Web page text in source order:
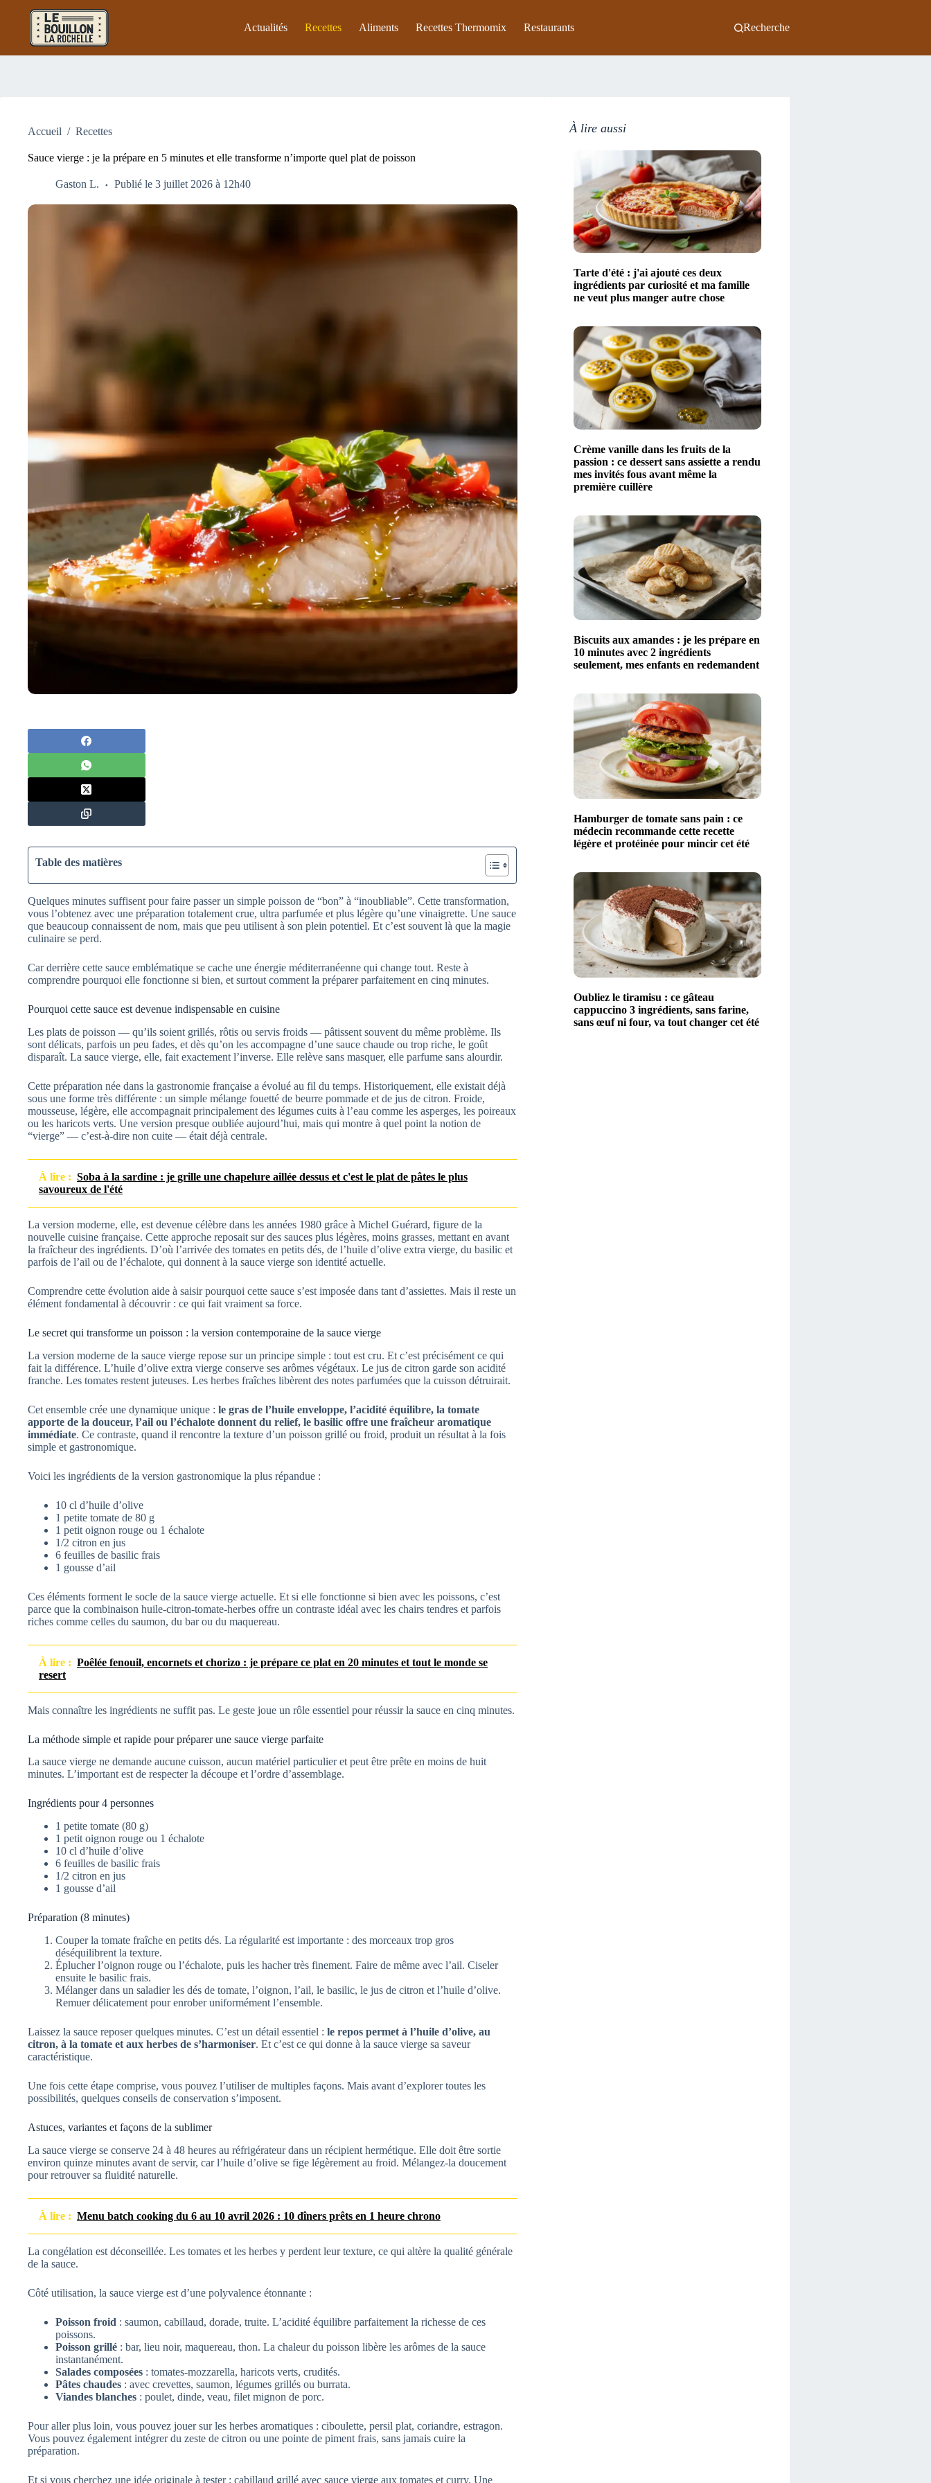
Actualités Recettes Aliments Recettes Thermomix Restaurants Recherche
Accueil / Recettes
Sauce vierge : je la prépare en 5 minutes et elle transforme n’importe quel plat de poisson
Gaston L. Publié le 3 juillet 2026 à 12h40
Table des matières
Quelques minutes suffisent pour faire passer un simple poisson de “bon” à “inoubliable”. Cette transformation,
vous l’obtenez avec une préparation totalement crue, ultra parfumée et plus légère qu’une vinaigrette. Une sauce
que beaucoup connaissent de nom, mais que peu utilisent à son plein potentiel. Et c’est souvent là que la magie
culinaire se perd.
Car derrière cette sauce emblématique se cache une énergie méditerranéenne qui change tout. Reste à
comprendre pourquoi elle fonctionne si bien, et surtout comment la préparer parfaitement en cinq minutes.
Pourquoi cette sauce est devenue indispensable en cuisine
Les plats de poisson — qu’ils soient grillés, rôtis ou servis froids — pâtissent souvent du même problème. Ils
sont délicats, parfois un peu fades, et dès qu’on les accompagne d’une sauce chaude ou trop riche, le goût
disparaît. La sauce vierge, elle, fait exactement l’inverse. Elle relève sans masquer, elle parfume sans alourdir.
Cette préparation née dans la gastronomie française a évolué au fil du temps. Historiquement, elle existait déjà
sous une forme très différente : un simple mélange fouetté de beurre pommade et de jus de citron. Froide,
mousseuse, légère, elle accompagnait principalement des légumes cuits à l’eau comme les asperges, les poireaux
ou les haricots verts. Une version presque oubliée aujourd’hui, mais qui montre à quel point la notion de
“vierge” — c’est-à-dire non cuite — était déjà centrale.
À lire : Soba à la sardine : je grille une chapelure aillée dessus et c'est le plat de pâtes le plus
savoureux de l'été
La version moderne, elle, est devenue célèbre dans les années 1980 grâce à Michel Guérard, figure de la
nouvelle cuisine française. Cette approche reposait sur des sauces plus légères, moins grasses, mettant en avant
la fraîcheur des ingrédients. D’où l’arrivée des tomates en petits dés, de l’huile d’olive extra vierge, du basilic et
parfois de l’ail ou de l’échalote, qui donnent à la sauce vierge son identité actuelle.
Comprendre cette évolution aide à saisir pourquoi cette sauce s’est imposée dans tant d’assiettes. Mais il reste un
élément fondamental à découvrir : ce qui fait vraiment sa force.
Le secret qui transforme un poisson : la version contemporaine de la sauce vierge
La version moderne de la sauce vierge repose sur un principe simple : tout est cru. Et c’est précisément ce qui
fait la différence. L’huile d’olive extra vierge conserve ses arômes végétaux. Le jus de citron garde son acidité
franche. Les tomates restent juteuses. Les herbes fraîches libèrent des notes parfumées que la cuisson détruirait.
Cet ensemble crée une dynamique unique : le gras de l’huile enveloppe, l’acidité équilibre, la tomate
apporte de la douceur, l’ail ou l’échalote donnent du relief, le basilic offre une fraîcheur aromatique
immédiate. Ce contraste, quand il rencontre la texture d’un poisson grillé ou froid, produit un résultat à la fois
simple et gastronomique.
Voici les ingrédients de la version gastronomique la plus répandue :
10 cl d’huile d’olive
1 petite tomate de 80 g
1 petit oignon rouge ou 1 échalote
1/2 citron en jus
6 feuilles de basilic frais
1 gousse d’ail
Ces éléments forment le socle de la sauce vierge actuelle. Et si elle fonctionne si bien avec les poissons, c’est
parce que la combinaison huile-citron-tomate-herbes offre un contraste idéal avec les chairs tendres et parfois
riches comme celles du saumon, du bar ou du maquereau.
À lire : Poêlée fenouil, encornets et chorizo : je prépare ce plat en 20 minutes et tout le monde se
resert
Mais connaître les ingrédients ne suffit pas. Le geste joue un rôle essentiel pour réussir la sauce en cinq minutes.
La méthode simple et rapide pour préparer une sauce vierge parfaite
La sauce vierge ne demande aucune cuisson, aucun matériel particulier et peut être prête en moins de huit
minutes. L’important est de respecter la découpe et l’ordre d’assemblage.
Ingrédients pour 4 personnes
1 petite tomate (80 g)
1 petit oignon rouge ou 1 échalote
10 cl d’huile d’olive
6 feuilles de basilic frais
1/2 citron en jus
1 gousse d’ail
Préparation (8 minutes)
Couper la tomate fraîche en petits dés. La régularité est importante : des morceaux trop gros
déséquilibrent la texture.
Éplucher l’oignon rouge ou l’échalote, puis les hacher très finement. Faire de même avec l’ail. Ciseler
ensuite le basilic frais.
Mélanger dans un saladier les dés de tomate, l’oignon, l’ail, le basilic, le jus de citron et l’huile d’olive.
Remuer délicatement pour enrober uniformément l’ensemble.
Laissez la sauce reposer quelques minutes. C’est un détail essentiel : le repos permet à l’huile d’olive, au
citron, à la tomate et aux herbes de s’harmoniser. Et c’est ce qui donne à la sauce vierge sa saveur
caractéristique.
Une fois cette étape comprise, vous pouvez l’utiliser de multiples façons. Mais avant d’explorer toutes les
possibilités, quelques conseils de conservation s’imposent.
Astuces, variantes et façons de la sublimer
La sauce vierge se conserve 24 à 48 heures au réfrigérateur dans un récipient hermétique. Elle doit être sortie
environ quinze minutes avant de servir, car l’huile d’olive se fige légèrement au froid. Mélangez-la doucement
pour retrouver sa fluidité naturelle.
À lire : Menu batch cooking du 6 au 10 avril 2026 : 10 dîners prêts en 1 heure chrono
La congélation est déconseillée. Les tomates et les herbes y perdent leur texture, ce qui altère la qualité générale
de la sauce.
Côté utilisation, la sauce vierge est d’une polyvalence étonnante :
Poisson froid : saumon, cabillaud, dorade, truite. L’acidité équilibre parfaitement la richesse de ces
poissons.
Poisson grillé : bar, lieu noir, maquereau, thon. La chaleur du poisson libère les arômes de la sauce
instantanément.
Salades composées : tomates-mozzarella, haricots verts, crudités.
Pâtes chaudes : avec crevettes, saumon, légumes grillés ou burrata.
Viandes blanches : poulet, dinde, veau, filet mignon de porc.
Pour aller plus loin, vous pouvez jouer sur les herbes aromatiques : ciboulette, persil plat, coriandre, estragon.
Vous pouvez également intégrer du zeste de citron ou une pointe de piment frais, sans jamais cuire la
préparation.
Et si vous cherchez une idée originale à tester : cabillaud grillé avec sauce vierge aux tomates et curry. Une
À lire aussi
Tarte d'été : j'ai ajouté ces deux
ingrédients par curiosité et ma famille
ne veut plus manger autre chose
Crème vanille dans les fruits de la
passion : ce dessert sans assiette a rendu
mes invités fous avant même la
première cuillère
Biscuits aux amandes : je les prépare en
10 minutes avec 2 ingrédients
seulement, mes enfants en redemandent
Hamburger de tomate sans pain : ce
médecin recommande cette recette
légère et protéinée pour mincir cet été
Oubliez le tiramisu : ce gâteau
cappuccino 3 ingrédients, sans farine,
sans œuf ni four, va tout changer cet été